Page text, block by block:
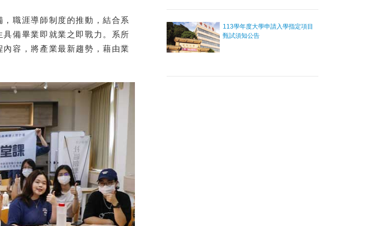
職涯導師制度的推動，結合系
備畢業即就業之即戰力。系所
容，將產業最新趨勢，藉由業
113學年度大學申請入學指定項目
甄試須知公告